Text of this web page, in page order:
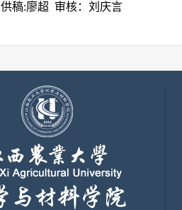
供稿:廖超 审核：刘庆言